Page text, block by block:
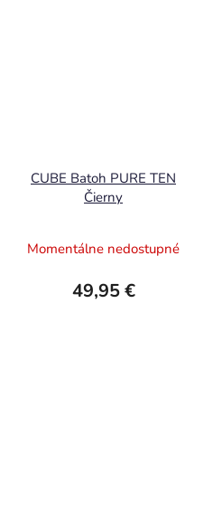
CUBE Batoh PURE TEN
Čierny
Momentálne nedostupné
49,95 €